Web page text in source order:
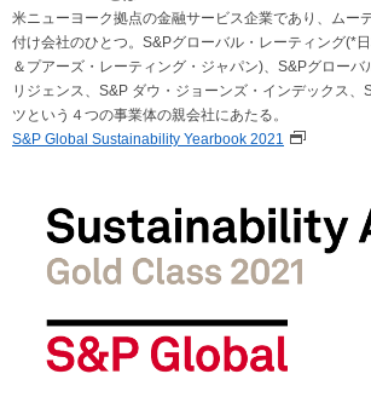
米ニューヨーク拠点の金融サービス企業であり、ムー
付け会社のひとつ。S&Pグローバル・レーティング(*
＆プアーズ・レーティング・ジャパン)、S&Pグロー
リジェンス、S&P ダウ・ジョーンズ・インデックス、
ツという４つの事業体の親会社にあたる。
S&P Global Sustainability Yearbook 2021